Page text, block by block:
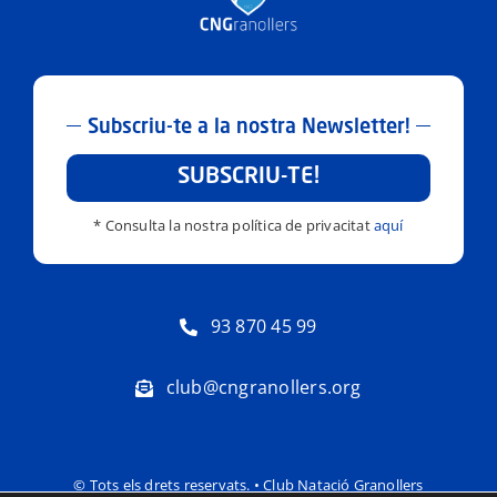
Subscriu-te a la nostra Newsletter!
SUBSCRIU-TE!
* Consulta la nostra política de privacitataquí
93 870 45 99
club@cngranollers.org
© Tots els drets reservats. • Club Natació Granollers